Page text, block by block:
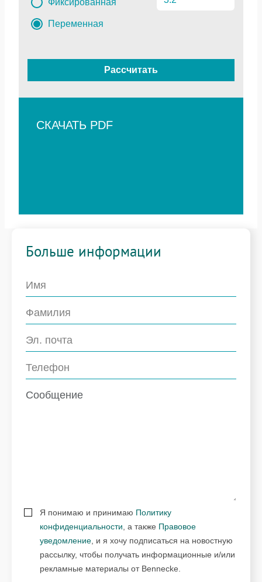
Фиксированная
Переменная
Рассчитать
СКАЧАТЬ PDF
Больше информации
Я понимаю и принимаю Политику
конфиденциальности , а также Правовое
уведомление , и я хочу подписаться на новостную
рассылку, чтобы получать информационные и/или
рекламные материалы от Bennecke.